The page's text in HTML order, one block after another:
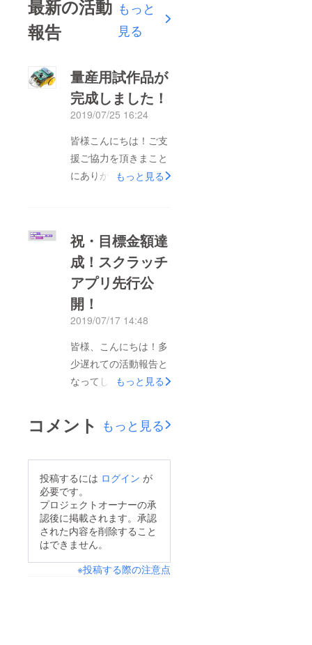
最新の活動
報告
もっと
見る
量産用試作品が
完成しました！
2019/07/25 16:24
皆様こんにちは！ご支
援ご協力を頂きまこと
にありがとうございま
開！基板色は緑となり
ました。現在150%迄
もうちょっとという
ファンディングの進捗
率。あと6日間でのラ
ご協力ください！
もっと見る
祝・目標金額達
成！スクラッチ
アプリ先行公
開！
2019/07/17 14:48
皆様、こんにちは！多
少遅れての活動報告と
なってしまいました
15万円を超え、無事プ
ロジェクトが成立する
謝致します。開発陣か
らゴール達成の記念
に、スクラッチアプリ
が先行公開されていま
http://sohta02.web.fc2
もっと見る
コメント もっと見る
投稿するには ログイン が
必要です。
プロジェクトオーナーの承
認後に掲載されます。承認
された内容を削除すること
はできません。
※投稿する際の注意点